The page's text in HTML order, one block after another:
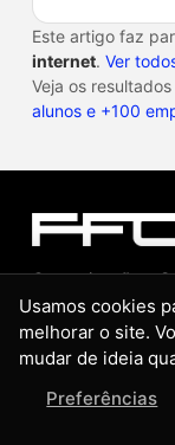
Este artigo faz
internet. Ver
Veja os
alunos e +100
Comunicação e
para Empresas e
Instagram
LinkedIn
PARA VOCÊ
Plano 3S
Sessão
Usamos cookies
melhorar o site.
mudar de ideia
Preferências